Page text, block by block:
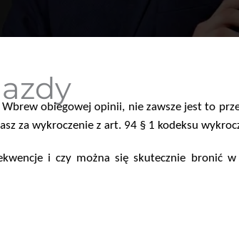
obiegowej opinii, nie zawsze jest to
za wykroczenie z art. 94 § 1 kodeksu
i czy można się skutecznie bronić